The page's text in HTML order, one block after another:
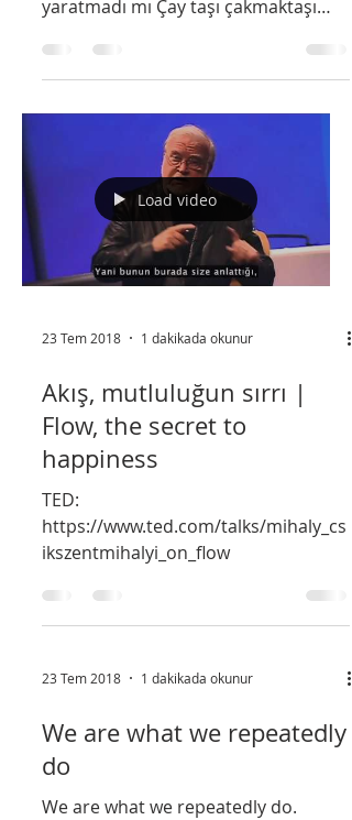
Özgür Baba - Çay Taşı
Ay doğdu batmadı mı Humâr göz
yatmadı mı Seni yaratan Allah Beni
yaratmadı mı Çay taşı çakmaktaşı
Yarimin çatık kaşı Çirkin ile bal...
Load video
23 Tem 2018 1 dakikada okunur
Akış, mutluluğun sırrı |
Flow, the secret to
happiness
TED:
ikszentmihalyi_on_flow
23 Tem 2018 1 dakikada okunur